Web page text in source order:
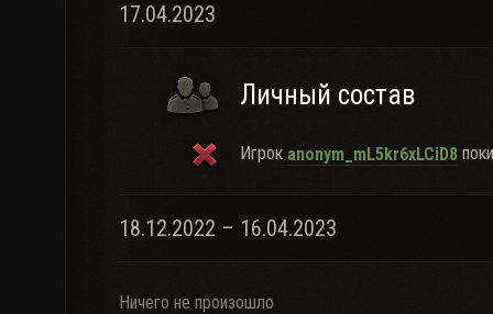
17.04.2023
Личный состав
Игрок anonym_mL5kr6xLCiD8
18.12.2022 – 16.04.2023
Ничего не произошло